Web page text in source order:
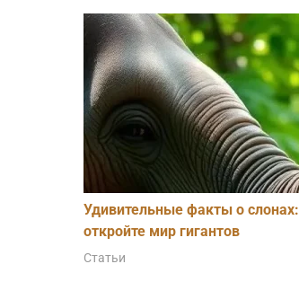
Удивительные факты о слонах:
откройте мир гигантов
Статьи